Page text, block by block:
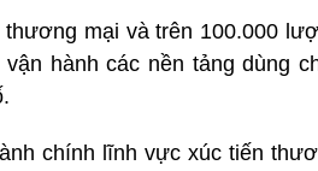
mại và trên 100.000
hành các nền tảng dùng
chính lĩnh vực xúc tiến